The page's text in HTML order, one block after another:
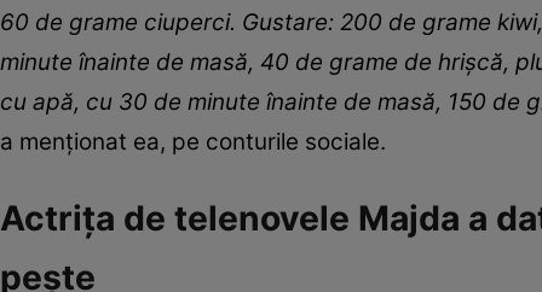
60 de grame ciuperci. Gustare: 200 de grame
minute înainte de masă, 40 de grame de hrișcă,
cu apă, cu 30 de minute înainte de masă, 150 de
a menționat ea, pe conturile sociale.
Actrița de telenovele Majda a
peşte